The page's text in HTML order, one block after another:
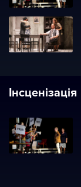
Інсценізація